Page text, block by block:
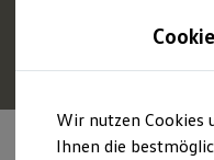
Hauptinhalt
springen
Footer
springen
Profitieren Sie von bis zu
Hybridmodelle.
Mehr zur E‑Auto-
Wir nutzen Cookies
Ihnen die